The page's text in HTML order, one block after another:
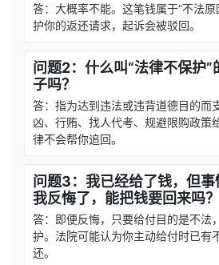
答：大概率不能。这笔钱属于“不法
护你的返还请求，起诉会被驳回。
问题2：什么叫“法律不保护”
子吗？
答：指为达到违法或违背道德目的而
凶、行贿、找人代考、规避限购政策
律不会帮你追回。
问题3：我已经给了钱，但事
我反悔了，能把钱要回来吗？
答：即便反悔，只要给付目的是不法
护。法院可能认为你主动给付时已有
还。